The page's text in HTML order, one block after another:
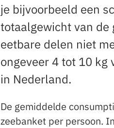
je bijvoorbeeld een
totaalgewicht van de
eetbare delen niet
ongeveer 4 tot 10 kg
in Nederland.
De gemiddelde
zeebanket per persoon.